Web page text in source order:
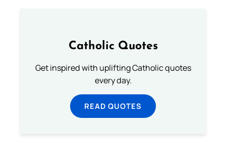
Catholic Quotes
Get inspired with uplifting Catholic quotes
every day.
READ QUOTES